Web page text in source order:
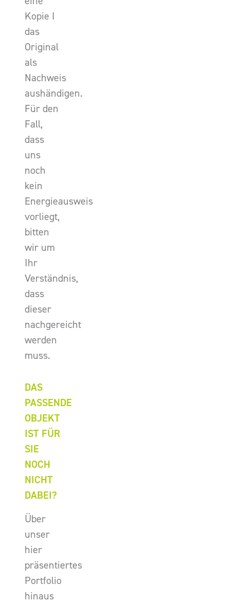
Kopie I
das
Original
als
Nachweis
aushändigen.
Für den
Fall,
dass
uns
noch
kein
Energieausweis
vorliegt,
bitten
wir um
Ihr
Verständnis,
dass
dieser
nachgereicht
werden
muss.
DAS
PASSENDE
OBJEKT
IST FÜR
SIE
NOCH
NICHT
DABEI?
Über
unser
hier
präsentiertes
Portfolio
hinaus